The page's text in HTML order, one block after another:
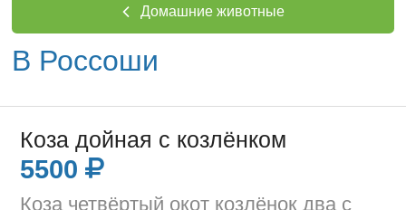
Домашние животные
В Россоши
Коза дойная с козлёнком
5500
Коза четвёртый окот козлёнок два с